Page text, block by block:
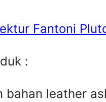
Fantoni
:
bahan leather